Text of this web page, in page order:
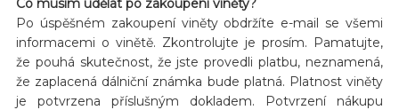
Co musím udělat po zakoupení viněty?
Po úspěšném zakoupení viněty obdržíte e-mail se všemi
informacemi o vinětě. Zkontrolujte je prosím. Pamatujte,
že pouhá skutečnost, že jste provedli platbu, neznamená,
že zaplacená dálniční známka bude platná. Platnost viněty
je potvrzena příslušným dokladem. Potvrzení nákupu